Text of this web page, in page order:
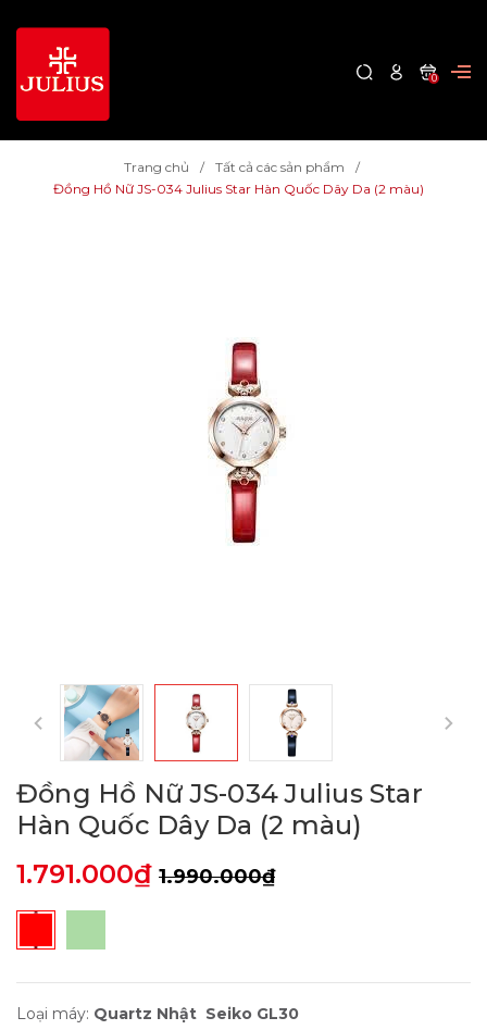
0
Trang chủ
Tất cả các sản phẩm
Đồng Hồ Nữ JS-034 Julius Star Hàn Quốc Dây Da (2 màu)
Đồng Hồ Nữ JS-034 Julius Star
Hàn Quốc Dây Da (2 màu)
1.791.000₫ 1.990.000₫
Loại máy: Quartz Nhật Seiko GL30